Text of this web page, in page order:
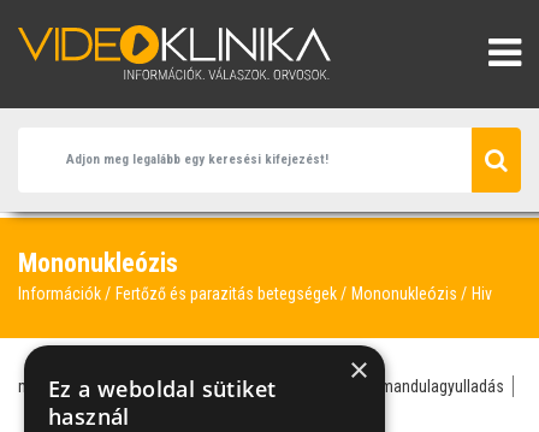
Mononukleózis
Információk Fertőző és parazitás betegségek Mononukleózis Hiv
mononukleózis fül-orr-gégész HIV
mandulagyulladás
mandulaműtét
×
Ez a weboldal sütiket
használ